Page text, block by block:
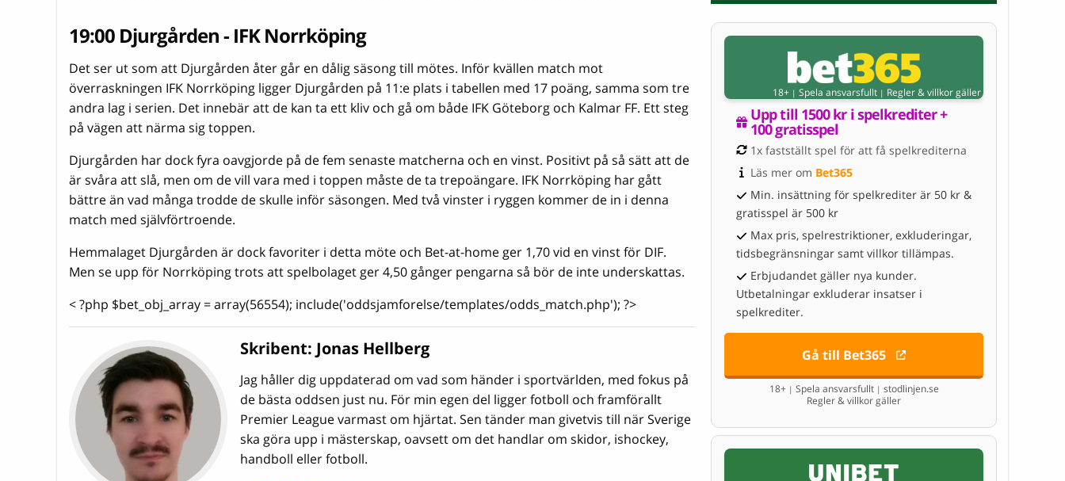
19:00 Djurgården - IFK Norrköping
Det ser ut som att Djurgården åter går en dålig säsong till mötes. Inför kvällen match mot
överraskningen IFK Norrköping ligger Djurgården på 11:e plats i tabellen med 17 poäng, samma som tre
andra lag i serien. Det innebär att de kan ta ett kliv och gå om både IFK Göteborg och Kalmar FF. Ett steg
på vägen att närma sig toppen.
Djurgården har dock fyra oavgjorde på de fem senaste matcherna och en vinst. Positivt på så sätt att de
är svåra att slå, men om de vill vara med i toppen måste de ta trepoängare. IFK Norrköping har gått
bättre än vad många trodde de skulle inför säsongen. Med två vinster i ryggen kommer de in i denna
match med självförtroende.
Hemmalaget Djurgården är dock favoriter i detta möte och Bet-at-home ger 1,70 vid en vinst för DIF.
Men se upp för Norrköping trots att spelbolaget ger 4,50 gånger pengarna så bör de inte underskattas.
< ?php $bet_obj_array = array(56554); include('oddsjamforelse/templates/odds_match.php'); ?>
Skribent: Jonas Hellberg
Jag håller dig uppdaterad om vad som händer i sportvärlden, med fokus på
de bästa oddsen just nu. För min egen del ligger fotboll och framförallt
Premier League varmast om hjärtat. Sen tänder man givetvis till när Sverige
ska göra upp i mästerskap, oavsett om det handlar om skidor, ishockey,
handboll eller fotboll.
18+ | Spela ansvarsfullt | Regler & villkor gäller
Upp till 1500 kr i spelkrediter +
100 gratisspel
1x fastställt spel för att få spelkrediterna
Läs mer om Bet365
Min. insättning för spelkrediter är 50 kr &
gratisspel är 500 kr
Max pris, spelrestriktioner, exkluderingar,
tidsbegränsningar samt villkor tillämpas.
Erbjudandet gäller nya kunder.
Utbetalningar exkluderar insatser i
spelkrediter.
Gå till Bet365
18+ | Spela ansvarsfullt | stodlinjen.se
Regler & villkor gäller